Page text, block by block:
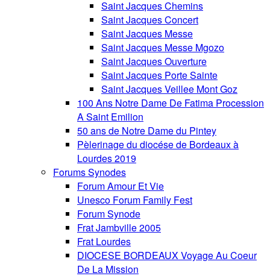
Saint Jacques Chemins
Saint Jacques Concert
Saint Jacques Messe
Saint Jacques Messe Mgozo
Saint Jacques Ouverture
Saint Jacques Porte Sainte
Saint Jacques Veillee Mont Goz
100 Ans Notre Dame De Fatima Procession
A Saint Emilion
50 ans de Notre Dame du Pintey
Pèlerinage du diocése de Bordeaux à
Lourdes 2019
Forums Synodes
Forum Amour Et Vie
Unesco Forum Family Fest
Forum Synode
Frat Jambville 2005
Frat Lourdes
DIOCESE BORDEAUX Voyage Au Coeur
De La Mission